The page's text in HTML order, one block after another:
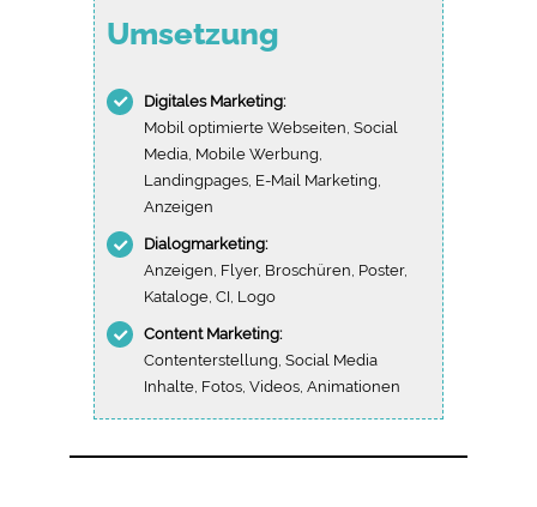
Umsetzung
Digitales Marketing:
Mobil optimierte Webseiten, Social
Media, Mobile Werbung,
Landingpages, E-Mail Marketing,
Anzeigen
Dialogmarketing:
Anzeigen, Flyer, Broschüren, Poster,
Kataloge, CI, Logo
Content Marketing:
Contenterstellung, Social Media
Inhalte, Fotos, Videos, Animationen